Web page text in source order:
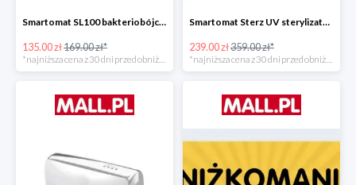
Smartomat SL100 bakteriobójcza lampa UV -20%
135.00 zł169.00 zł*
Smartomat Sterz UV sterylizator -33%
239.00 zł359.00 zł*